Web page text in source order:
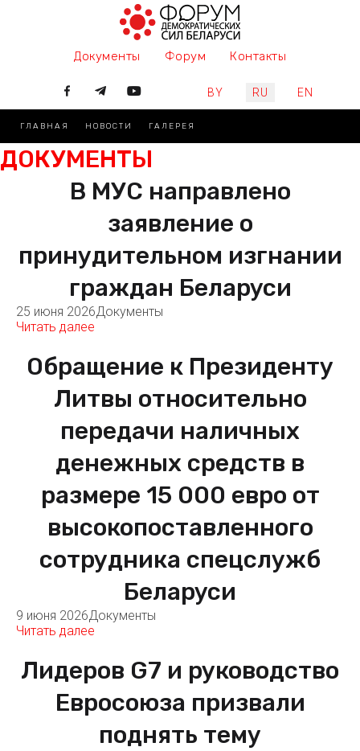
Документы Форум Контакты
Выберите язык
BY RU EN
ГЛАВНАЯ НОВОСТИ ГАЛЕРЕЯ
ДОКУМЕНТЫ
В МУС направлено
заявление о
принудительном изгнании
граждан Беларуси
25 июня 2026Документы
Читать далее
Обращение к Президенту
Литвы относительно
передачи наличных
денежных средств в
размере 15 000 евро от
высокопоставленного
сотрудника спецслужб
Беларуси
9 июня 2026Документы
Читать далее
Лидеров G7 и руководство
Евросоюза призвали
поднять тему